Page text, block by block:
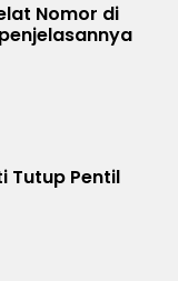
Nomor di
Tutup Pentil